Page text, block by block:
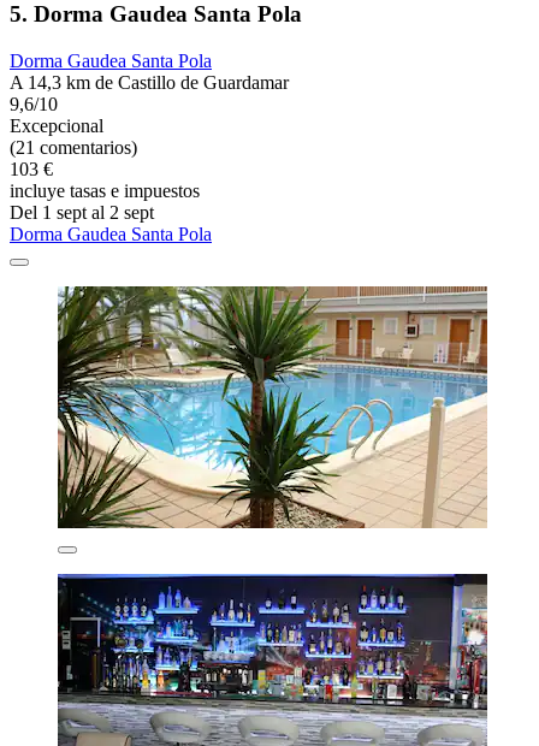
5. Dorma Gaudea Santa Pola
Dorma Gaudea Santa Pola
A 14,3 km de Castillo de Guardamar
9,6/10
Excepcional
(21 comentarios)
103 €
incluye tasas e impuestos
Del 1 sept al 2 sept
Dorma Gaudea Santa Pola